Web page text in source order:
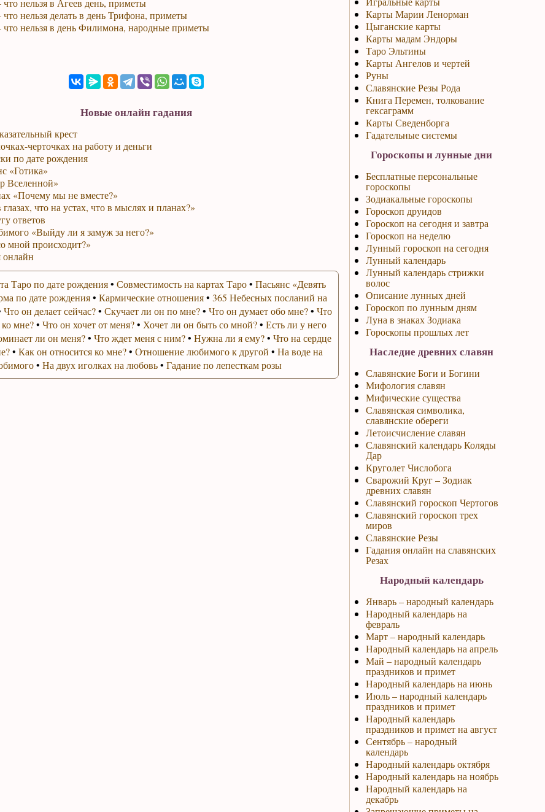
что нельзя в Агеев день, приметы
что нельзя делать в день Трифона, приметы
что нельзя в день Филимона, народные приметы
Новые онлайн гадания
крест
черточках на работу и деньги
по дате рождения
«Готика»
Вселенной»
«Почему мы не вместе?»
что на устах, что в мыслях и планах?»
ответов
«Выйду ли я замуж за него?»
мной происходит?»
Таро по дате рождения• Совместимость на картах Таро• Пасьянс «Девять
по дате рождения• Кармические отношения• 365 Небесных посланий на
Что он делает сейчас?• Скучает ли он по мне?• Что он думает обо мне?• Что
мне?• Что он хочет от меня?• Хочет ли он быть со мной?• Есть ли у него
ли он меня?• Что ждет меня с ним?• Нужна ли я ему?• Что на сердце
• Как он относится ко мне?• Отношение любимого к другой • На воде на
• На двух иголках на любовь• Гадание по лепесткам розы
Карты Марии Ленорман
Цыганские карты
Карты мадам Эндоры
Таро Эльтины
Карты Ангелов и чертей
Руны
Славянские Резы Рода
Книга Перемен, толкование
гексаграмм
Карты Сведенборга
Гадательные системы
Гороскопы и лунные дни
Бесплатные персональные
гороскопы
Зодиакальные гороскопы
Гороскоп друидов
Гороскоп на сегодня и завтра
Гороскоп на неделю
Лунный гороскоп на сегодня
Лунный календарь
Лунный календарь стрижки
волос
Описание лунных дней
Гороскоп по лунным дням
Луна в знаках Зодиака
Гороскопы прошлых лет
Наследие древних славян
Славянские Боги и Богини
Мифология славян
Мифические существа
Славянская символика,
славянские обереги
Летоисчисление славян
Славянский календарь Коляды
Дар
Круголет Числобога
Сварожий Круг – Зодиак
древних славян
Славянский гороскоп Чертогов
Славянский гороскоп трех
миров
Славянские Резы
Гадания онлайн на славянских
Резах
Народный календарь
Январь – народный календарь
Народный календарь на
февраль
Март – народный календарь
Народный календарь на апрель
Май – народный календарь
праздников и примет
Народный календарь на июнь
Июль – народный календарь
праздников и примет
Народный календарь
праздников и примет на август
Сентябрь – народный
календарь
Народный календарь октября
Народный календарь на ноябрь
Народный календарь на
декабрь